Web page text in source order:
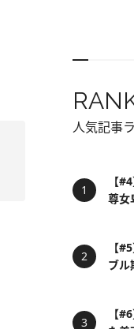
人気記事
【
尊女
【
ブル
【